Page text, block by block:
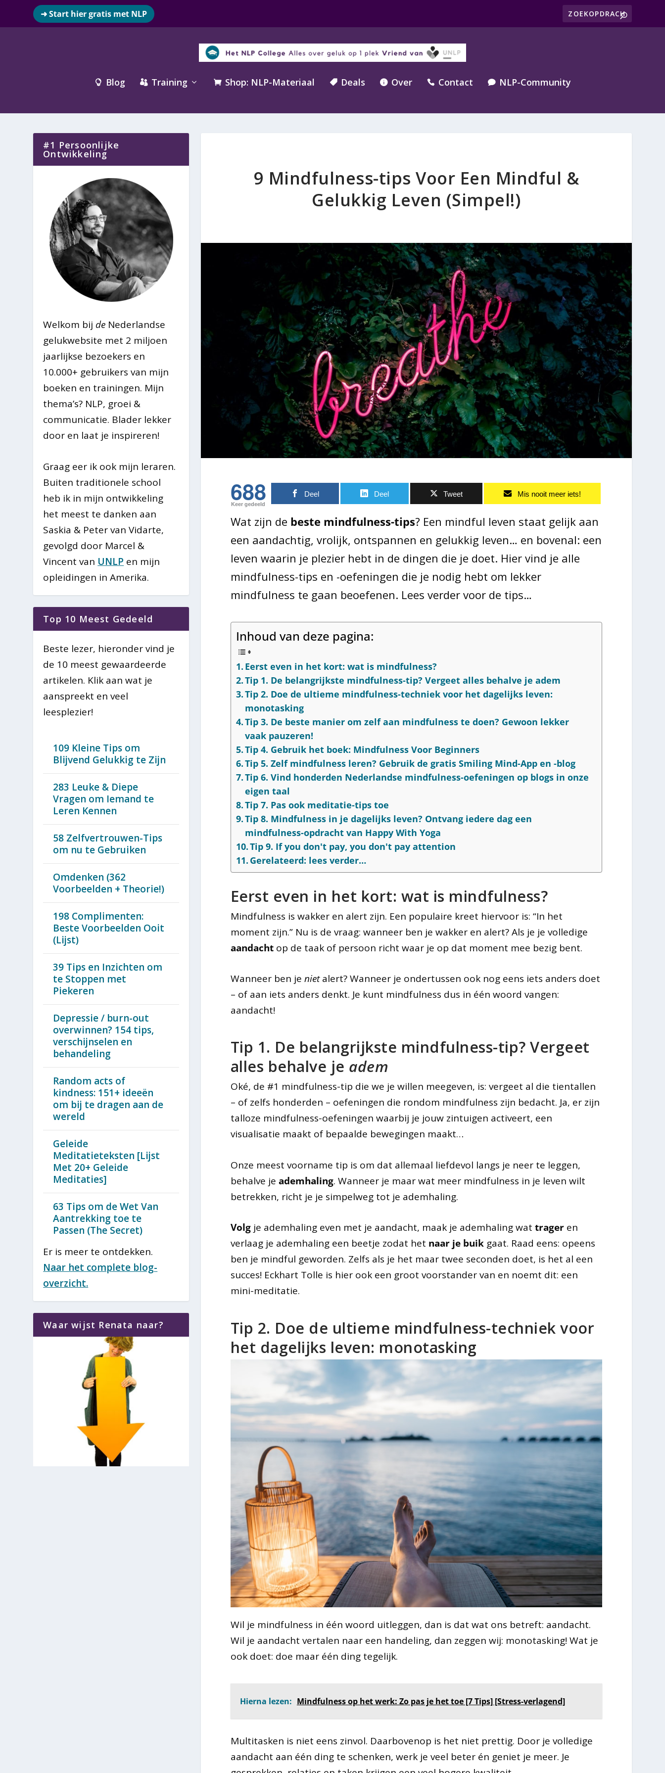
➜ Start hier gratis met NLP
 Blog  Training  Shop: NLP-Materiaal  Deals  Over  Contact  NLP-Community
9 Mindfulness-tips Voor Een Mindful &
Gelukkig Leven (Simpel!)
688
Keer gedeeld
Deel Deel Tweet Mis nooit meer iets!
Wat zijn de beste mindfulness-tips? Een mindful leven staat gelijk aan
een aandachtig, vrolijk, ontspannen en gelukkig leven… en bovenal: een
leven waarin je plezier hebt in de dingen die je doet. Hier vind je alle
mindfulness-tips en -oefeningen die je nodig hebt om lekker
mindfulness te gaan beoefenen. Lees verder voor de tips…
Inhoud van deze pagina:
Eerst even in het kort: wat is mindfulness?
Tip 1. De belangrijkste mindfulness-tip? Vergeet alles behalve je adem
Tip 2. Doe de ultieme mindfulness-techniek voor het dagelijks leven:
monotasking
Tip 3. De beste manier om zelf aan mindfulness te doen? Gewoon lekker
vaak pauzeren!
Tip 4. Gebruik het boek: Mindfulness Voor Beginners
Tip 5. Zelf mindfulness leren? Gebruik de gratis Smiling Mind-App en -blog
Tip 6. Vind honderden Nederlandse mindfulness-oefeningen op blogs in onze
eigen taal
Tip 7. Pas ook meditatie-tips toe
Tip 8. Mindfulness in je dagelijks leven? Ontvang iedere dag een
mindfulness-opdracht van Happy With Yoga
Tip 9. If you don't pay, you don't pay attention
Gerelateerd: lees verder…
Eerst even in het kort: wat is mindfulness?
Mindfulness is wakker en alert zijn. Een populaire kreet hiervoor is: “In het
moment zijn.” Nu is de vraag: wanneer ben je wakker en alert? Als je je volledige
aandachtop de taak of persoon richt waar je op dat moment mee bezig bent.
Wanneer ben je nietalert? Wanneer je ondertussen ook nog eens iets anders doet
– of aan iets anders denkt. Je kunt mindfulness dus in één woord vangen:
aandacht!
Tip 1. De belangrijkste mindfulness-tip? Vergeet
alles behalve je adem
Oké, de #1 mindfulness-tip die we je willen meegeven, is: vergeet al die tientallen
– of zelfs honderden – oefeningen die rondom mindfulness zijn bedacht. Ja, er zijn
talloze mindfulness-oefeningen waarbij je jouw zintuigen activeert, een
visualisatie maakt of bepaalde bewegingen maakt…
Onze meest voorname tip is om dat allemaal liefdevol langs je neer te leggen,
behalve je ademhaling. Wanneer je maar wat meer mindfulness in je leven wilt
betrekken, richt je je simpelweg tot je ademhaling.
Volg je ademhaling even met je aandacht, maak je ademhaling wat trageren
verlaag je ademhaling een beetje zodat het naar je buikgaat. Raad eens: opeens
ben je mindful geworden. Zelfs als je het maar twee seconden doet, is het al een
succes! Eckhart Tolle is hier ook een groot voorstander van en noemt dit: een
mini-meditatie.
Tip 2. Doe de ultieme mindfulness-techniek voor
het dagelijks leven: monotasking
Wil je mindfulness in één woord uitleggen, dan is dat wat ons betreft: aandacht.
Wil je aandacht vertalen naar een handeling, dan zeggen wij: monotasking! Wat je
ook doet: doe maar één ding tegelijk.
Hierna lezen: Mindfulness op het werk: Zo pas je het toe [7 Tips] [Stress-verlagend]
Multitasken is niet eens zinvol. Daarbovenop is het niet prettig. Door je volledige
aandacht aan één ding te schenken, werk je veel beter én geniet je meer. Je
#1 Persoonlijke
Ontwikkeling
Welkom bij de Nederlandse
gelukwebsite met 2 miljoen
jaarlijkse bezoekers en
10.000+ gebruikers van mijn
boeken en trainingen. Mijn
thema’s? NLP, groei &
communicatie. Blader lekker
door en laat je inspireren!
Graag eer ik ook mijn leraren.
Buiten traditionele school
heb ik in mijn ontwikkeling
het meest te danken aan
Saskia & Peter van Vidarte,
gevolgd door Marcel &
Vincent van UNLP en mijn
opleidingen in Amerika.
Top 10 Meest Gedeeld
Beste lezer, hieronder vind je
de 10 meest gewaardeerde
artikelen. Klik aan wat je
aanspreekt en veel
leesplezier!
109 Kleine Tips om
Blijvend Gelukkig te Zijn
283 Leuke & Diepe
Vragen om Iemand te
Leren Kennen
58 Zelfvertrouwen-Tips
om nu te Gebruiken
Omdenken (362
Voorbeelden + Theorie!)
198 Complimenten:
Beste Voorbeelden Ooit
(Lijst)
39 Tips en Inzichten om
te Stoppen met
Piekeren
Depressie / burn-out
overwinnen? 154 tips,
verschijnselen en
behandeling
Random acts of
kindness: 151+ ideeën
om bij te dragen aan de
wereld
Geleide
Meditatieteksten [Lijst
Met 20+ Geleide
Meditaties]
63 Tips om de Wet Van
Aantrekking toe te
Passen (The Secret)
Er is meer te ontdekken.
Naar het complete blog-
overzicht.
Waar wijst Renata naar?